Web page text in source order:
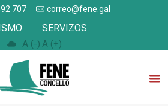
707 correo@fene.gal
SERVIZOS
A (-) A (+)